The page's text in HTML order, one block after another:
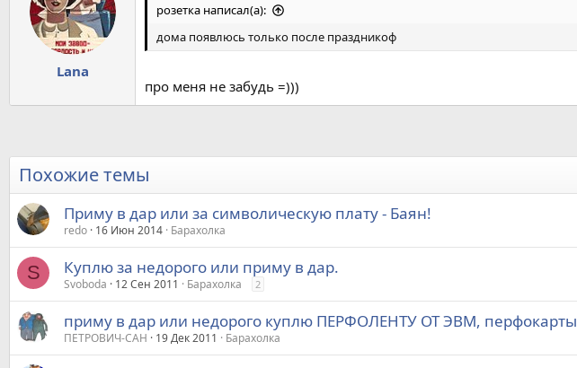
Lana
розетка написал(а):
дома появлюсь только после праздникоф
про меня не забудь =)))
Похожие темы
Приму в дар или за символическую плату - Баян!
redo 16 Июн 2014 Барахолка
S Куплю за недорого или приму в дар.
Svoboda 12 Сен 2011 Барахолка 2
приму в дар или недорого куплю ПЕРФОЛЕНТУ ОТ ЭВМ, перфокарты
ПЕТРОВИЧ-САН 19 Дек 2011 Барахолка